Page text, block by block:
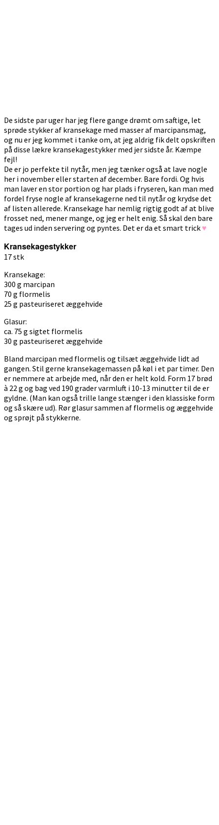
De sidste par uger har jeg flere gange drømt om saftige, let
sprøde stykker af kransekage med masser af marcipansmag,
og nu er jeg kommet i tanke om, at jeg aldrig fik delt opskriften
på disse lækre kransekagestykker med jer sidste år. Kæmpe
fejl!
De er jo perfekte til nytår, men jeg tænker også at lave nogle
her i november eller starten af december. Bare fordi. Og hvis
man laver en stor portion og har plads i fryseren, kan man med
fordel fryse nogle af kransekagerne ned til nytår og krydse det
af listen allerede. Kransekage har nemlig rigtig godt af at blive
frosset ned, mener mange, og jeg er helt enig. Så skal den bare
tages ud inden servering og pyntes. Det er da et smart trick ♥
Kransekagestykker
17 stk
Kransekage:
300 g marcipan
70 g flormelis
25 g pasteuriseret æggehvide
Glasur:
ca. 75 g sigtet flormelis
30 g pasteuriseret æggehvide
Bland marcipan med flormelis og tilsæt æggehvide lidt ad
gangen. Stil gerne kransekagemassen på køl i et par timer. Den
er nemmere at arbejde med, når den er helt kold. Form 17 brød
à 22 g og bag ved 190 grader varmluft i 10-13 minutter til de er
gyldne. (Man kan også trille lange stænger i den klassiske form
og så skære ud). Rør glasur sammen af flormelis og æggehvide
og sprøjt på stykkerne.